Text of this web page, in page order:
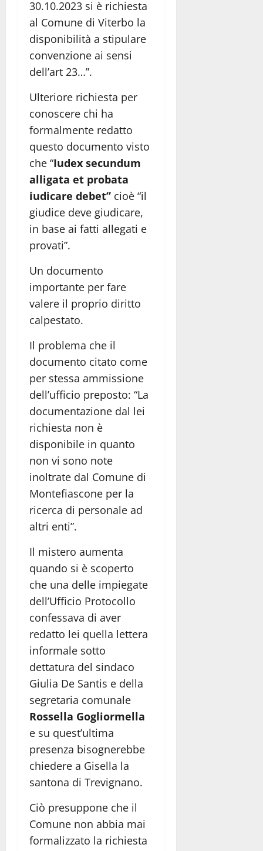
30.10.2023 si è richiesta
al Comune di Viterbo la
disponibilità a stipulare
convenzione ai sensi
dell’art 23…”.
Ulteriore richiesta per
conoscere chi ha
formalmente redatto
questo documento visto
che “Iudex secundum
alligata et probata
iudicare debet” cioè “il
giudice deve giudicare,
in base ai fatti allegati e
provati”.
Un documento
importante per fare
valere il proprio diritto
calpestato.
Il problema che il
documento citato come
per stessa ammissione
dell’ufficio preposto: “La
documentazione dal lei
richiesta non è
disponibile in quanto
non vi sono note
inoltrate dal Comune di
Montefiascone per la
ricerca di personale ad
altri enti”.
Il mistero aumenta
quando si è scoperto
che una delle impiegate
dell’Ufficio Protocollo
confessava di aver
redatto lei quella lettera
informale sotto
dettatura del sindaco
Giulia De Santis e della
segretaria comunale
Rossella Gogliormella
e su quest’ultima
presenza bisognerebbe
chiedere a Gisella la
santona di Trevignano.
Ciò presuppone che il
Comune non abbia mai
formalizzato la richiesta